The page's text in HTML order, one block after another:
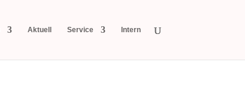
Aktuell Service Intern